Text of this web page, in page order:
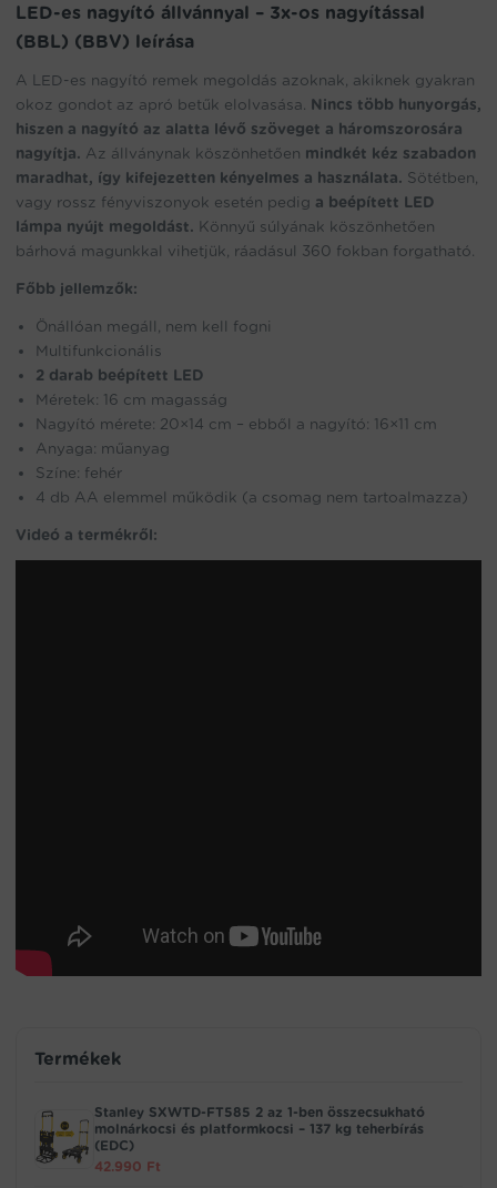
mennyiség
LED-es nagyító állvánnyal – 3x-os nagyítással
(BBL) (BBV) leírása
A LED-es nagyító remek megoldás azoknak, akiknek gyakran
okoz gondot az apró betűk elolvasása. Nincs több hunyorgás,
hiszen a nagyító az alatta lévő szöveget a háromszorosára
nagyítja. Az állványnak köszönhetően mindkét kéz szabadon
maradhat, így kifejezetten kényelmes a használata. Sötétben,
vagy rossz fényviszonyok esetén pedig a beépített LED
lámpa nyújt megoldást. Könnyű súlyának köszönhetően
bárhová magunkkal vihetjük, ráadásul 360 fokban forgatható.
Főbb jellemzők:
Önállóan megáll, nem kell fogni
Multifunkcionális
2 darab beépített LED
Méretek: 16 cm magasság
Nagyító mérete: 20×14 cm – ebből a nagyító: 16×11 cm
Anyaga: műanyag
Színe: fehér
4 db AA elemmel működik (a csomag nem tartoalmazza)
Videó a termékről:
Termékek
Stanley SXWTD-FT585 2 az 1-ben összecsukható
molnárkocsi és platformkocsi – 137 kg teherbírás
(EDC)
42.990 Ft